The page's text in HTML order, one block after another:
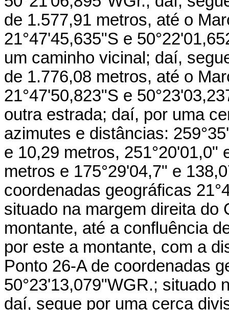
de 1.577,91 metros, até o
21°47'45,635"S e
um caminho vicinal; daí,
de 1.776,08 metros, até o
21°47'50,823"S e
outra estrada; daí, por uma
azimutes e distâncias:
e 10,29 metros, 251°20'01,0"
metros e 175°29'04,7" e
coordenadas geográficas
situado na margem direita do
montante, até a confluência
por este a montante, com a
Ponto 26-A de coordenadas
50°23'13,079"WGR.; situado
daí, segue por uma cerca